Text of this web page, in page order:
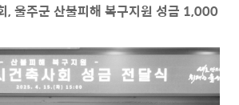
, 울주군 산불피해 복구지원 성금 1,000